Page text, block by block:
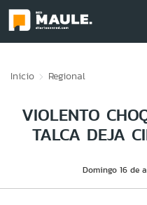
Inicio Regional
VIOLENTO
TALCA DEJA
Domingo 16 de